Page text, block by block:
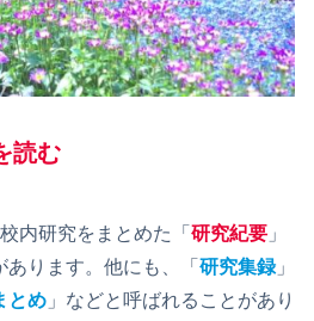
読む
内研究をまとめた「 研究紀要 」
ります。他にも、「 研究集録」
とめ 」などと呼ばれることがあり